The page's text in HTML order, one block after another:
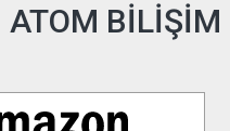
ATOM BİLİŞİM